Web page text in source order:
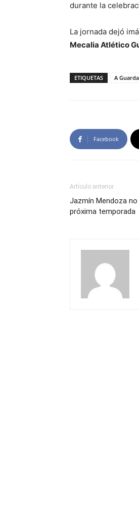
durante la
La jornada dejó
Mecalia Atlético
ETIQUETAS A
Facebook
Artículo anterior
Jazmín Mendoza
próxima temporada